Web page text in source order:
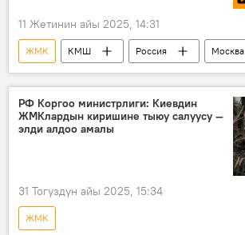
11 Жетинин айы 2025, 14:31
ЖМК КМШ Россия
Москва
Дмитрий Киселев
медиафорум
Видео
РФ Коргоо министрлиги: Киевдин
ЖМКлардын киришине тыюу салуусу —
элди алдоо амалы
31 Тогуздун айы 2025, 15:34
ЖМК